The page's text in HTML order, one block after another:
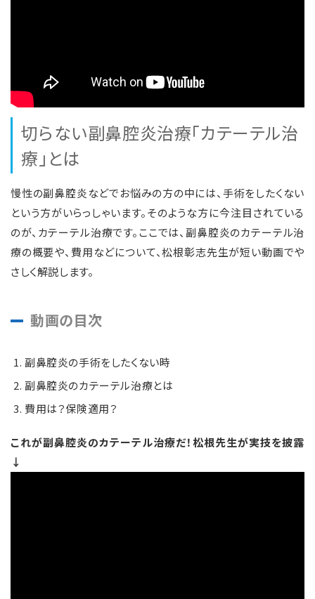
切らない副鼻腔炎治療「カテーテル治
療」とは
慢性の副鼻腔炎などでお悩みの方の中には、手術をしたくない
という方がいらっしゃいます。そのような方に今注目されている
のが、カテーテル治療です。ここでは、副鼻腔炎のカテーテル治
療の概要や、費用などについて、松根彰志先生が短い動画でや
さしく解説します。
動画の目次
副鼻腔炎の手術をしたくない時
副鼻腔炎のカテーテル治療とは
費用は？保険適用？
これが副鼻腔炎のカテーテル治療だ！松根先生が実技を披露
↓